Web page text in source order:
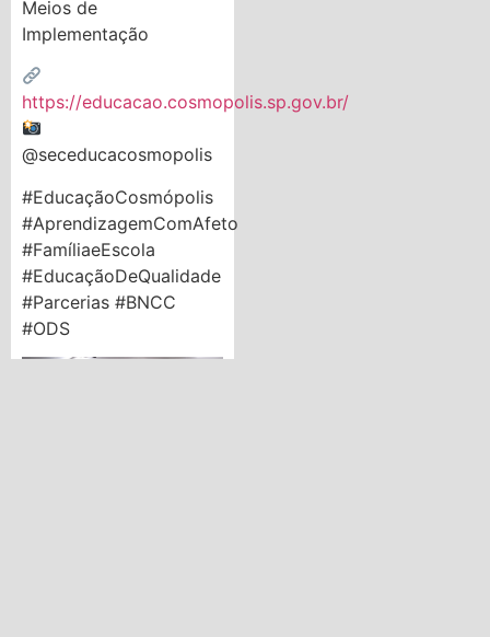
Meios de
Implementação
https://educacao.cosmopolis.sp.gov.br/
@seceducacosmopolis
#EducaçãoCosmópolis
#AprendizagemComAfeto
#FamíliaeEscola
#EducaçãoDeQualidade
#Parcerias #BNCC
#ODS